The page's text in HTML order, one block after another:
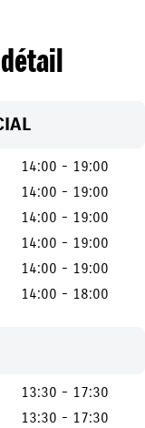
14:00 - 19:00
14:00 - 19:00
14:00 - 19:00
14:00 - 19:00
14:00 - 19:00
14:00 - 18:00
13:30 - 17:30
13:30 - 17:30